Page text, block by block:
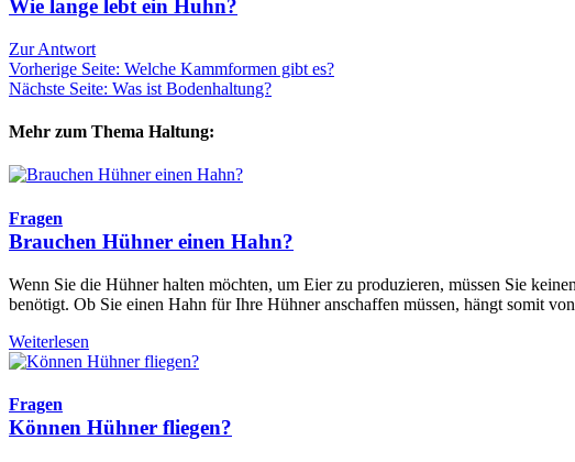
Wie lange lebt ein Huhn?
Zur Antwort
Vorherige Seite: Welche Kammformen gibt es?
Nächste Seite: Was ist Bodenhaltung?
Mehr zum Thema Haltung:
Fragen
Brauchen Hühner einen Hahn?
Wenn Sie die Hühner halten möchten, um Eier zu produzieren, müssen Sie
benötigt. Ob Sie einen Hahn für Ihre Hühner anschaffen müssen, hängt somit
Weiterlesen
Fragen
Können Hühner fliegen?